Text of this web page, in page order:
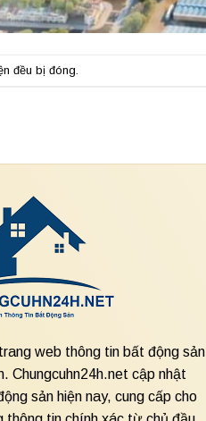
đều bị đóng.
web thông tin bất động sản
Chungcuhn24h.net cập nhật
sản hiện nay, cung cấp cho